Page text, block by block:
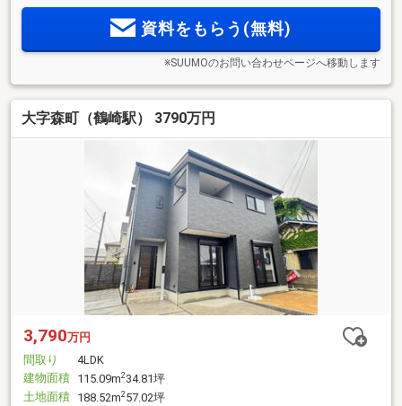
資料をもらう(無料)
※SUUMOのお問い合わせページへ移動します
大字森町（鶴崎駅） 3790万円
3,790万円
間取り
4LDK
建物面積 115.09m2 34.81坪
土地面積 188.52m2 57.02坪